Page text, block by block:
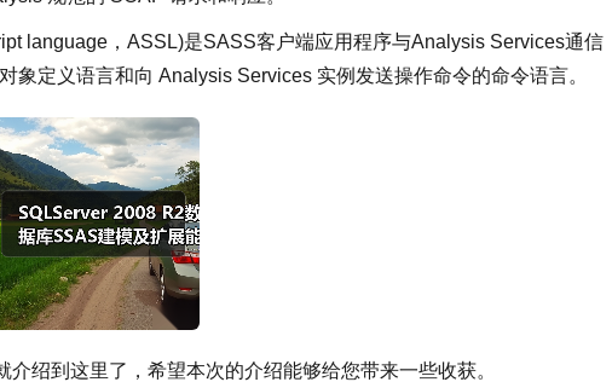
language，ASSL)是SASS客户端应用程序与Analysis Services通信
象定义语言和向 Analysis Services 实例发送操作命令的命令语言。
绍到这里了，希望本次的介绍能够给您带来一些收获。